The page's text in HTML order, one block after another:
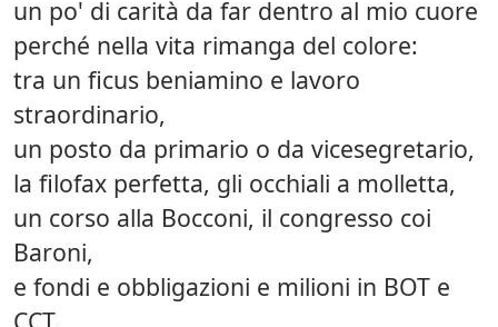
un po' di carità da far dentro al mio cuore
perché nella vita rimanga del colore:
tra un ficus beniamino e lavoro
straordinario,
un posto da primario o da vicesegretario,
la filofax perfetta, gli occhiali a molletta,
un corso alla Bocconi, il congresso coi
Baroni,
e fondi e obbligazioni e milioni in BOT e